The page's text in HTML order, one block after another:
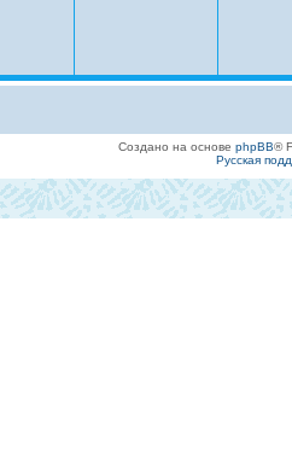
Создано на основе phpBB®
Русская